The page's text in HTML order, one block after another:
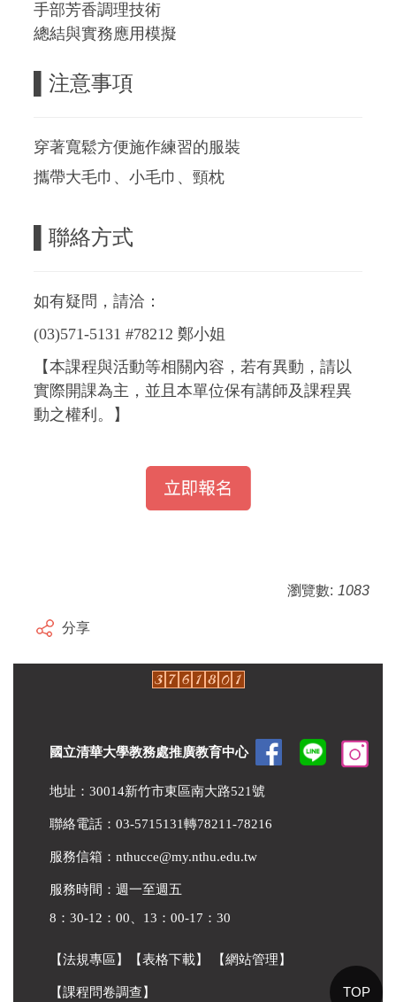
手部芳香調理技術
總結與實務應用模擬
▌注意事項
穿著寬鬆方便施作練習的服裝
攜帶大毛巾、小毛巾、頸枕
聯絡方式
如有疑問，請洽：
(03)571-5131 #78212 鄭小姐
【本課程與活動等相關內容，若有異動，請以
實際開課為主，並且本單位保有講師及課程異
動之權利。】
瀏覽數: 1083
分享
國立清華大學教務處推廣教育中心
地址：30014新竹市東區南大路521號
聯絡電話：03-5715131轉78211-78216
服務信箱： nthucce@my.nthu.edu.tw
服務時間：週一至週五
8：30-12：00、13：00-17：30
【法規專區】 【表格下載】 【網站管理】
【課程問卷調查】 TOP